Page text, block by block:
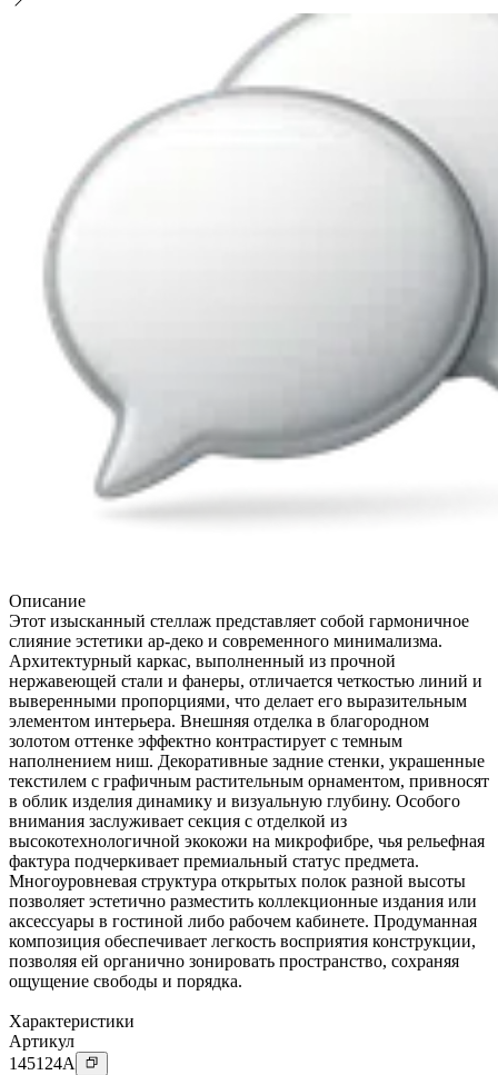
Описание
Этот изысканный стеллаж представляет собой гармоничное
слияние эстетики ар-деко и современного минимализма.
Архитектурный каркас, выполненный из прочной
нержавеющей стали и фанеры, отличается четкостью линий и
выверенными пропорциями, что делает его выразительным
элементом интерьера. Внешняя отделка в благородном
золотом оттенке эффектно контрастирует с темным
наполнением ниш. Декоративные задние стенки, украшенные
текстилем с графичным растительным орнаментом, привносят
в облик изделия динамику и визуальную глубину. Особого
внимания заслуживает секция с отделкой из
высокотехнологичной экокожи на микрофибре, чья рельефная
фактура подчеркивает премиальный статус предмета.
Многоуровневая структура открытых полок разной высоты
позволяет эстетично разместить коллекционные издания или
аксессуары в гостиной либо рабочем кабинете. Продуманная
композиция обеспечивает легкость восприятия конструкции,
позволяя ей органично зонировать пространство, сохраняя
ощущение свободы и порядка.
Характеристики
Артикул
145124A